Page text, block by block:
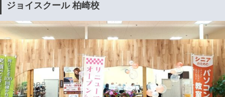
ジョイスクール 柏崎校